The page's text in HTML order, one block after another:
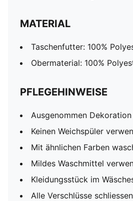
MATERIAL
Taschenfutter: 100%
Obermaterial: 100%
PFLEGEHINWEISE
Ausgenommen Dekoration
Keinen Weichspüler
Mit ähnlichen Farben
Mildes Waschmittel
Kleidungsstück im
Alle Verschlüsse schliessen